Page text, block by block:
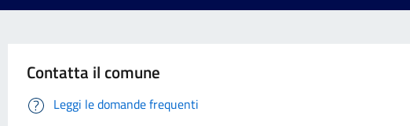
Contatta il comune
Leggi le domande frequenti